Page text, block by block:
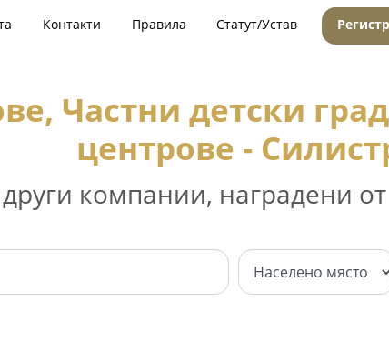
Контакти Правила Статут/Устав
Частни детски
центрове -
компании, наградени